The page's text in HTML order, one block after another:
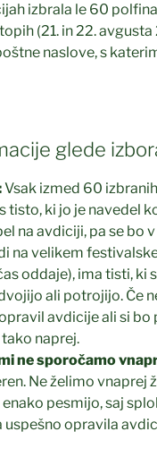
izbrala le 60
(21. in 22.
naslove, s
glede
Vsak izmed 60
tisto, ki jo je navedel
na avdiciji, pa se bo
na velikem
oddaje), ima tisti, ki
ali potrojijo. Če
avdicije ali si
naprej.
ne sporočamo
Ne želimo vnaprej
pesmijo, saj
uspešno opravila